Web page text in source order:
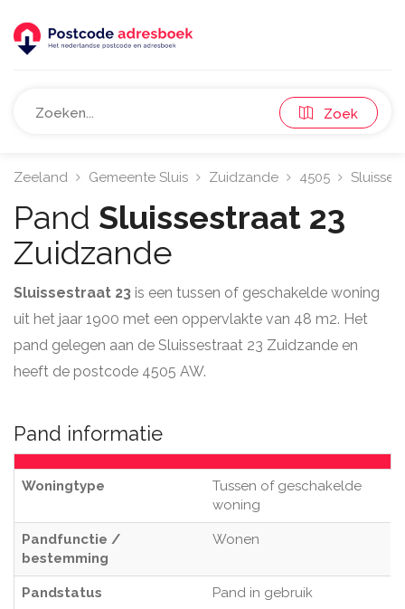
Zoek
Zeeland Gemeente Sluis Zuidzande 4505
Pand Sluissestraat 23
Zuidzande
Sluissestraat 23 is een tussen of geschakelde woning
uit het jaar 1900 met een oppervlakte van 48 m2. Het
pand gelegen aan de Sluissestraat 23 Zuidzande en
heeft de postcode 4505 AW.
Pand informatie
Woningtype
Tussen of geschakelde
woning
Pandfunctie /
bestemming
Wonen
Pandstatus Pand in gebruik